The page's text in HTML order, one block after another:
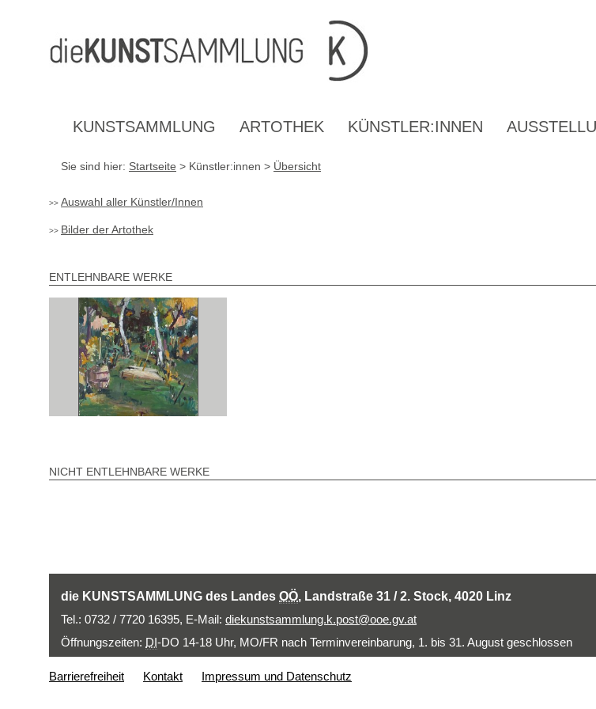
Accesskey
[1]
Accesskey
[2]
mit
Kontaktdaten
KUNSTSAMMLUNG ARTOTHEK KÜNSTLER:INNEN
Sie sind hier: Startseite > Künstler:innen > Übersicht
Auswahl aller Künstler/Innen
Bilder der Artothek
ENTLEHNBARE WERKE
NICHT ENTLEHNBARE WERKE
die KUNSTSAMMLUNG des Landes OÖ, Landstraße 31 / 2. Stock, 4020 Linz
Tel.: 0732 / 7720 16395, E-Mail: diekunstsammlung.k.post@ooe.gv.at
Öffnungszeiten: DI-DO 14-18 Uhr, MO/FR nach Terminvereinbarung, 1. bis 31. August geschlossen
Barrierefreiheit Kontakt Impressum und Datenschutz